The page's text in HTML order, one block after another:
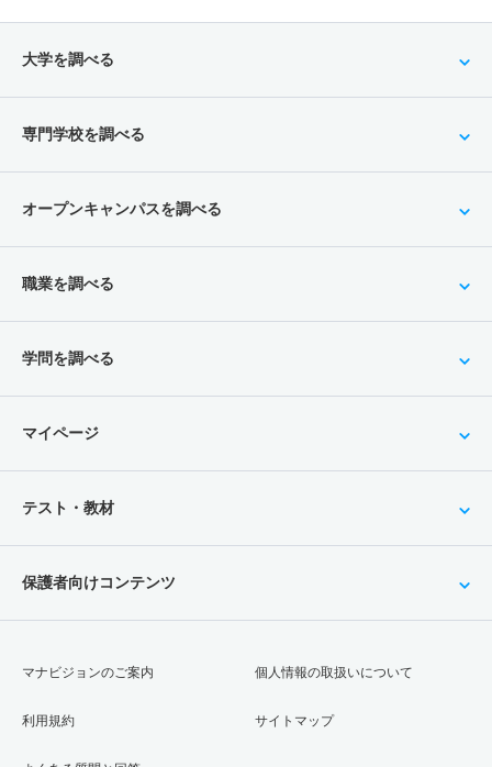
大学を調べる
専門学校を調べる
オープンキャンパスを調べる
職業を調べる
学問を調べる
マイページ
テスト・教材
保護者向けコンテンツ
マナビジョンのご案内
利用規約
個人情報の取扱いについて
サイトマップ